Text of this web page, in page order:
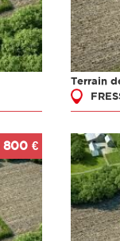
Terrain
800 €